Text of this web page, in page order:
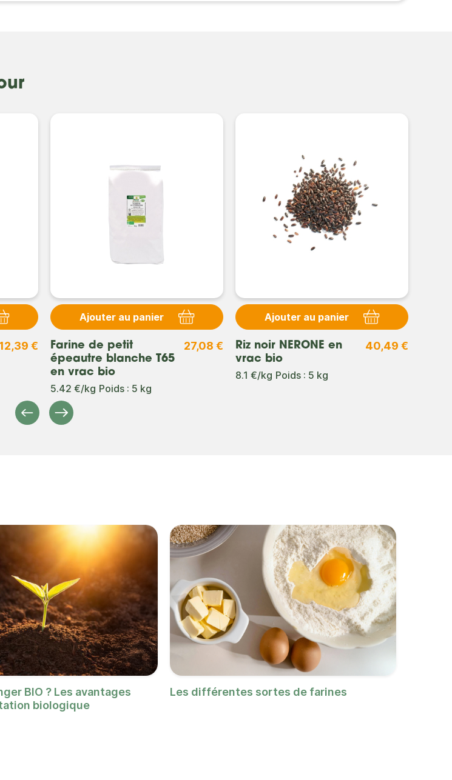
€
Ajouter au panier
Farine de petit
épeautre blanche T65
en vrac bio
27,08 €
5.42 €/kg Poids : 5 kg
Ajouter au panier
Riz noir NERONE en
vrac bio
40,49 €
8.1 €/kg Poids : 5 kg
PrécédentSuivant
BIO ? Les avantages
biologique
Les différentes sortes de farines